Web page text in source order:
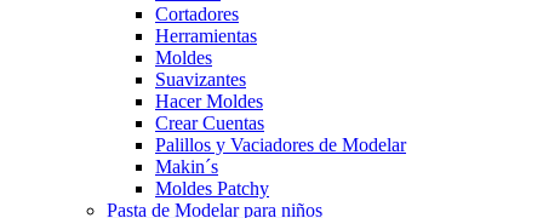
Cortadores
Herramientas
Moldes
Suavizantes
Hacer Moldes
Crear Cuentas
Palillos y Vaciadores de Modelar
Makin´s
Moldes Patchy
Pasta de Modelar para niños